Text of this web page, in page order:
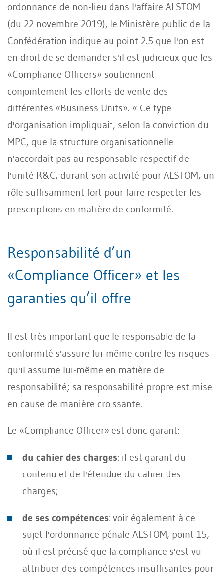
ordonnance de non-lieu dans l'affaire ALSTOM
(du 22 novembre 2019), le Ministère public de la
Confédération indique au point 2.5 que l'on est
en droit de se demander s'il est judicieux que les
«Compliance Officers» soutiennent
conjointement les efforts de vente des
différentes «Business Units». « Ce type
d'organisation impliquait, selon la conviction du
MPC, que la structure organisationnelle
n'accordait pas au responsable respectif de
l'unité R&C, durant son activité pour ALSTOM, un
rôle suffisamment fort pour faire respecter les
prescriptions en matière de conformité.
Responsabilité d’un
«Compliance Officer» et les
garanties qu’il offre
Il est très important que le responsable de la
conformité s'assure lui-même contre les risques
qu'il assume lui-même en matière de
responsabilité; sa responsabilité propre est mise
en cause de manière croissante.
Le «Compliance Officer» est donc garant:
du cahier des charges: il est garant du
contenu et de l'étendue du cahier des
charges;
de ses compétences: voir également à ce
sujet l'ordonnance pénale ALSTOM, point 15,
où il est précisé que la compliance s'est vu
attribuer des compétences insuffisantes pour